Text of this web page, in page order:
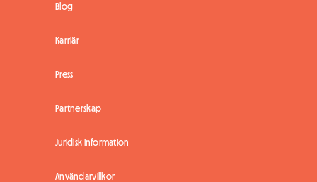
Blog
Karriär
Press
Partnerskap
Juridisk information
Användarvillkor